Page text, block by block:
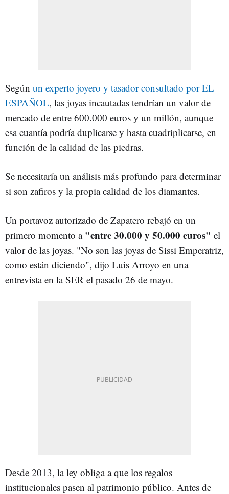
Según un experto joyero y tasador consultado por EL
ESPAÑOL, las joyas incautadas tendrían un valor de
mercado de entre 600.000 euros y un millón, aunque
esa cuantía podría duplicarse y hasta cuadriplicarse, en
función de la calidad de las piedras.
Se necesitaría un análisis más profundo para determinar
si son zafiros y la propia calidad de los diamantes.
Un portavoz autorizado de Zapatero rebajó en un
primero momento a "entre 30.000 y 50.000 euros" el
valor de las joyas. "No son las joyas de Sissi Emperatriz,
como están diciendo", dijo Luis Arroyo en una
entrevista en la SER el pasado 26 de mayo.
Desde 2013, la ley obliga a que los regalos
institucionales pasen al patrimonio público. Antes de